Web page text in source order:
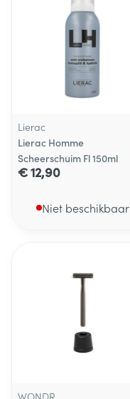
Lierac
Lierac Homme
Scheerschuim Fl 150ml
€ 12,90
Niet beschikbaar
WONDR